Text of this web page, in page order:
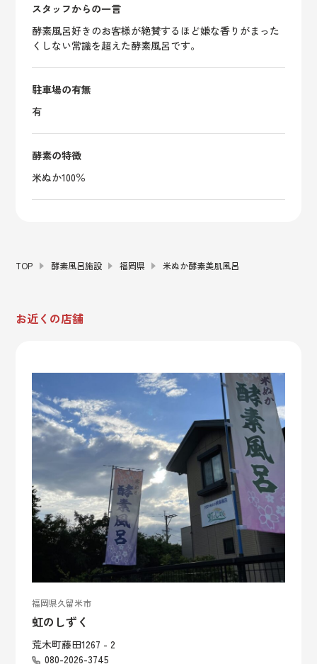
スタッフからの一言
酵素風呂好きのお客様が絶賛するほど嫌な香りがまった
くしない常識を超えた酵素風呂です。
駐車場の有無
有
酵素の特徴
米ぬか100％
TOP 酵素風呂施設 福岡県 米ぬか酵素美肌風呂
お近くの店舗
福岡県久留米市
虹のしずく
荒木町藤田1267 - 2
080-2026-3745